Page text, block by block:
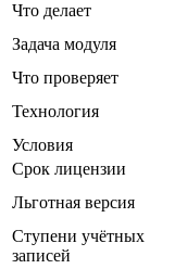
Что делает
Задача модуля
Что проверяет
Технология
Условия
Срок лицензии
Льготная версия
Ступени учётных
записей